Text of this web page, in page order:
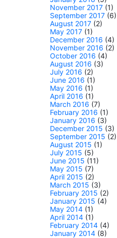
November 2017 (1)
September 2017 (6)
August 2017 (2)
May 2017 (1)
December 2016 (4)
November 2016 (2)
October 2016 (4)
August 2016 (3)
July 2016 (2)
June 2016 (1)
May 2016 (1)
April 2016 (1)
March 2016 (7)
February 2016 (1)
January 2016 (3)
December 2015 (3)
September 2015 (2)
August 2015 (1)
July 2015 (5)
June 2015 (11)
May 2015 (7)
April 2015 (2)
March 2015 (3)
February 2015 (2)
January 2015 (4)
May 2014 (1)
April 2014 (1)
February 2014 (4)
January 2014 (8)